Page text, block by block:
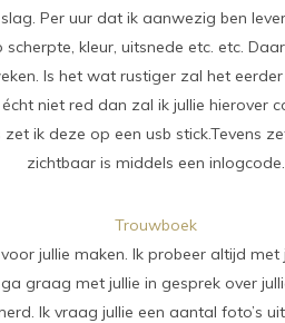
Per uur dat ik aanwezig ben
kleur, uitsnede etc. etc.
Is het wat rustiger zal het
niet red dan zal ik jullie
ik deze op een usb stick.Tevens
zichtbaar is middels een inlogcode.
Trouwboek
jullie maken. Ik probeer altijd
graag met jullie in gesprek over
Ik vraag jullie een aantal foto’s